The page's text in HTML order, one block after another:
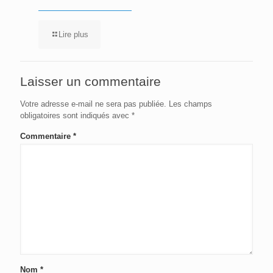
Lire plus
Laisser un commentaire
Votre adresse e-mail ne sera pas publiée. Les champs
obligatoires sont indiqués avec *
Commentaire *
Nom *